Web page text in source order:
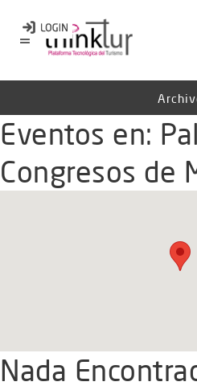
Eventos en:
Congresos de
Nada